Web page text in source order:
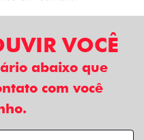
VOCÊ
abaixo que
com você